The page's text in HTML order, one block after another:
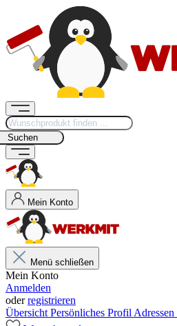
Suchen
Mein Konto
Menü schließen
Mein Konto
Anmelden
oderregistrieren
Übersicht Persönliches Profil Adressen